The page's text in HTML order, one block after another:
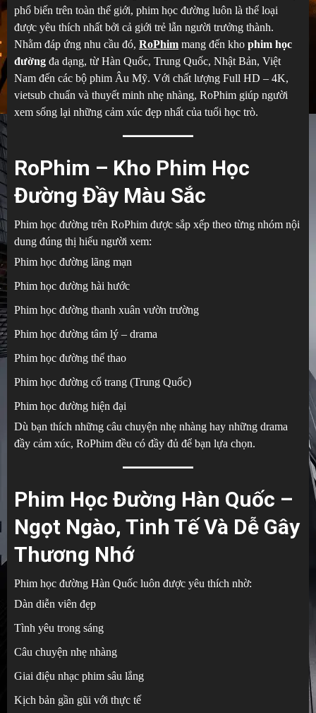
phổ biến trên toàn thế giới, phim học đường luôn là thể loại
được yêu thích nhất bởi cả giới trẻ lẫn người trưởng thành.
Nhằm đáp ứng nhu cầu đó, RoPhim mang đến kho phim học
đường đa dạng, từ Hàn Quốc, Trung Quốc, Nhật Bản, Việt
Nam đến các bộ phim Âu Mỹ. Với chất lượng Full HD – 4K,
vietsub chuẩn và thuyết minh nhẹ nhàng, RoPhim giúp người
xem sống lại những cảm xúc đẹp nhất của tuổi học trò.
RoPhim – Kho Phim Học
Đường Đầy Màu Sắc
Phim học đường trên RoPhim được sắp xếp theo từng nhóm nội
dung đúng thị hiếu người xem:
Phim học đường lãng mạn
Phim học đường hài hước
Phim học đường thanh xuân vườn trường
Phim học đường tâm lý – drama
Phim học đường thể thao
Phim học đường cổ trang (Trung Quốc)
Phim học đường hiện đại
Dù bạn thích những câu chuyện nhẹ nhàng hay những drama
đầy cảm xúc, RoPhim đều có đầy đủ để bạn lựa chọn.
Phim Học Đường Hàn Quốc –
Ngọt Ngào, Tinh Tế Và Dễ Gây
Thương Nhớ
Phim học đường Hàn Quốc luôn được yêu thích nhờ:
Dàn diễn viên đẹp
Tình yêu trong sáng
Câu chuyện nhẹ nhàng
Giai điệu nhạc phim sâu lắng
Kịch bản gần gũi với thực tế